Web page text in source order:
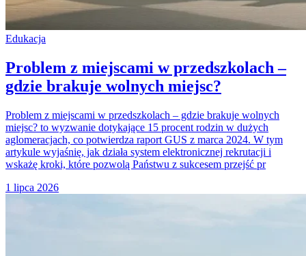
Edukacja
Problem z miejscami w przedszkolach –
gdzie brakuje wolnych miejsc?
Problem z miejscami w przedszkolach – gdzie brakuje wolnych
miejsc? to wyzwanie dotykające 15 procent rodzin w dużych
aglomeracjach, co potwierdza raport GUS z marca 2024. W tym
artykule wyjaśnię, jak działa system elektronicznej rekrutacji i
wskażę kroki, które pozwolą Państwu z sukcesem przejść pr
1 lipca 2026